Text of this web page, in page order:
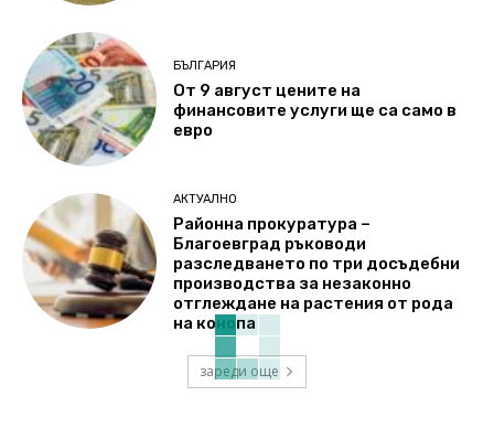
БЪЛГАРИЯ
От 9 август цените на
финансовите услуги ще са само в
евро
АКТУАЛНО
Районна прокуратура –
Благоевград ръководи
разследването по три досъдебни
производства за незаконно
отглеждане на растения от рода
на конопа
зареди още